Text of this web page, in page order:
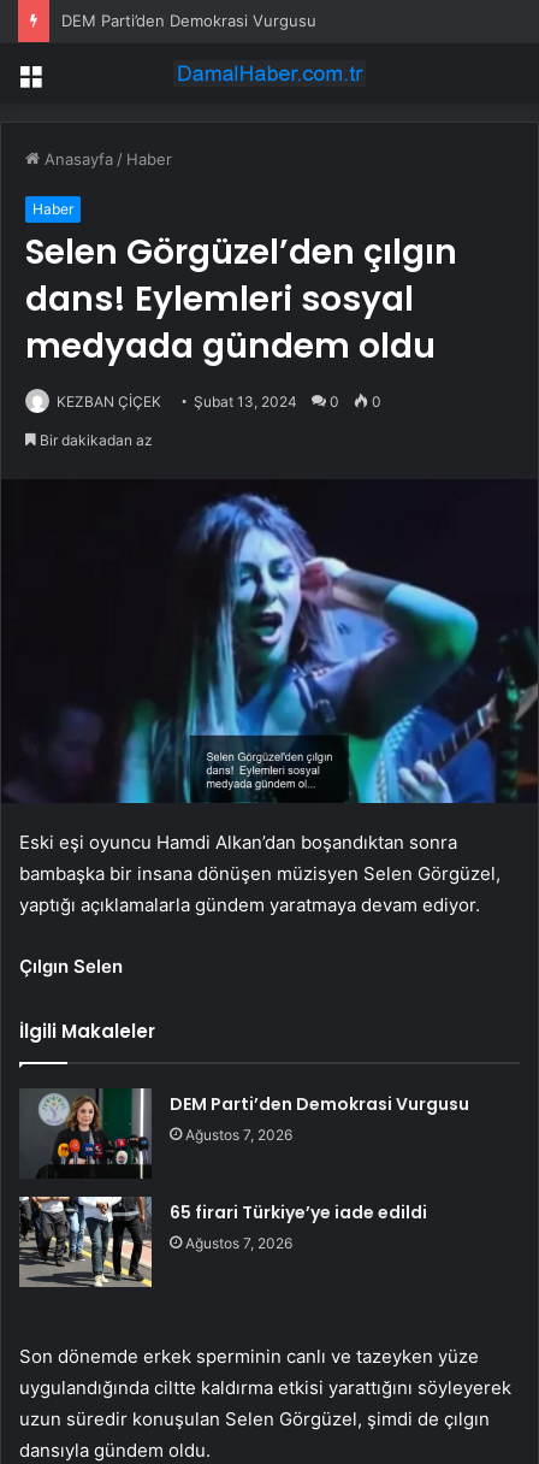
DEM Parti’den Demokrasi Vurgusu
Menü
Anasayfa / Haber
Haber
Selen Görgüzel’den çılgın
dans! Eylemleri sosyal
medyada gündem oldu
KEZBAN ÇİÇEK Şubat 13, 2024 0 0
Bir dakikadan az
Eski eşi oyuncu Hamdi Alkan’dan boşandıktan sonra
bambaşka bir insana dönüşen müzisyen Selen Görgüzel,
yaptığı açıklamalarla gündem yaratmaya devam ediyor.
Çılgın Selen
İlgili Makaleler
DEM Parti’den Demokrasi Vurgusu
Ağustos 7, 2026
65 firari Türkiye’ye iade edildi
Ağustos 7, 2026
Son dönemde erkek sperminin canlı ve tazeyken yüze
uygulandığında ciltte kaldırma etkisi yarattığını söyleyerek
uzun süredir konuşulan Selen Görgüzel, şimdi de çılgın
dansıyla gündem oldu.